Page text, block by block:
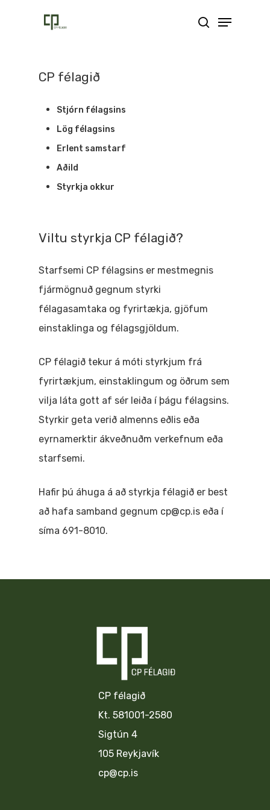
search
Menu
CP félagið
Stjórn félagsins
Lög félagsins
Erlent samstarf
Aðild
Styrkja okkur
Viltu styrkja CP félagið?
Starfsemi CP félagsins er mestmegnis
fjármögnuð gegnum styrki
félagasamtaka og fyrirtækja, gjöfum
einstaklinga og félagsgjöldum.
CP félagið tekur á móti styrkjum frá
fyrirtækjum, einstaklingum og öðrum sem
vilja láta gott af sér leiða í þágu félagsins.
Styrkir geta verið almenns eðlis eða
eyrnamerktir ákveðnuðm verkefnum eða
starfsemi.
Hafir þú áhuga á að styrkja félagið er best
að hafa samband gegnum cp@cp.is eða í
síma 691-8010.
CP félagið
Kt. 581001-2580
Sigtún 4
105 Reykjavík
cp@cp.is